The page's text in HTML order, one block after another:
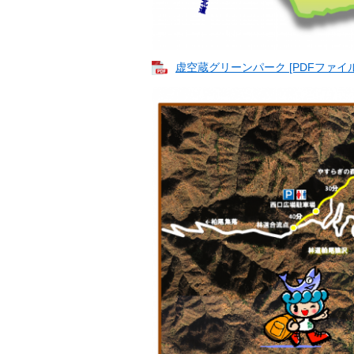
虚空蔵グリーンパーク [PDFファイ